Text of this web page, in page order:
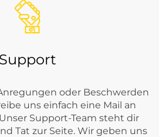
Support
oder Beschwerden
uns einfach eine Mail an
Support-Team steht dir
Tat zur Seite. Wir geben uns